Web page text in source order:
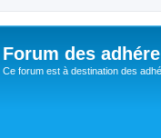
Forum des
Ce forum est à destination des